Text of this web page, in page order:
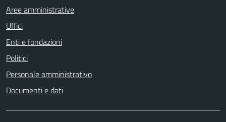
Aree amministrative
Uffici
Enti e fondazioni
Politici
Personale amministrativo
Documenti e dati